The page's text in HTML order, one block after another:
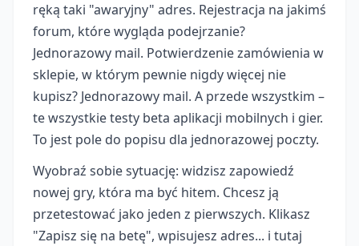
ręką taki "awaryjny" adres. Rejestracja na jakimś
forum, które wygląda podejrzanie?
Jednorazowy mail. Potwierdzenie zamówienia w
sklepie, w którym pewnie nigdy więcej nie
kupisz? Jednorazowy mail. A przede wszystkim –
te wszystkie testy beta aplikacji mobilnych i gier.
To jest pole do popisu dla jednorazowej poczty.
Wyobraź sobie sytuację: widzisz zapowiedź
nowej gry, która ma być hitem. Chcesz ją
przetestować jako jeden z pierwszych. Klikasz
"Zapisz się na betę", wpisujesz adres... i tutaj